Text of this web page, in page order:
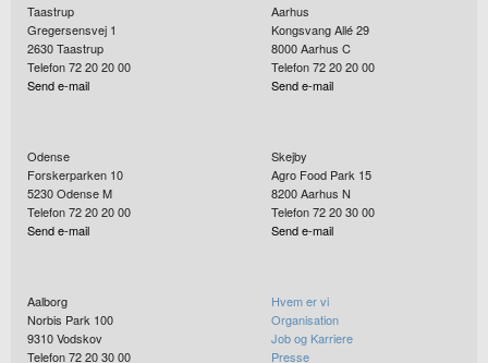
Taastrup
Gregersensvej 1
2630Taastrup
Telefon 72 20 20 00
Send e-mail
Aarhus
Kongsvang Allé 29
8000Aarhus C
Telefon 72 20 20 00
Send e-mail
Odense
Forskerparken 10
5230Odense M
Telefon 72 20 20 00
Send e-mail
Skejby
Agro Food Park 15
8200Aarhus N
Telefon 72 20 30 00
Send e-mail
Aalborg
Norbis Park 100
9310Vodskov
Telefon 72 20 30 00
Hvem er vi
Organisation
Job og Karriere
Presse